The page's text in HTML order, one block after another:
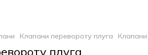
Клапани перевороту плуга
плуга